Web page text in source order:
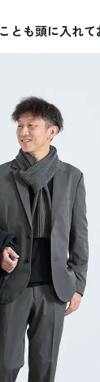
とも頭に入れて